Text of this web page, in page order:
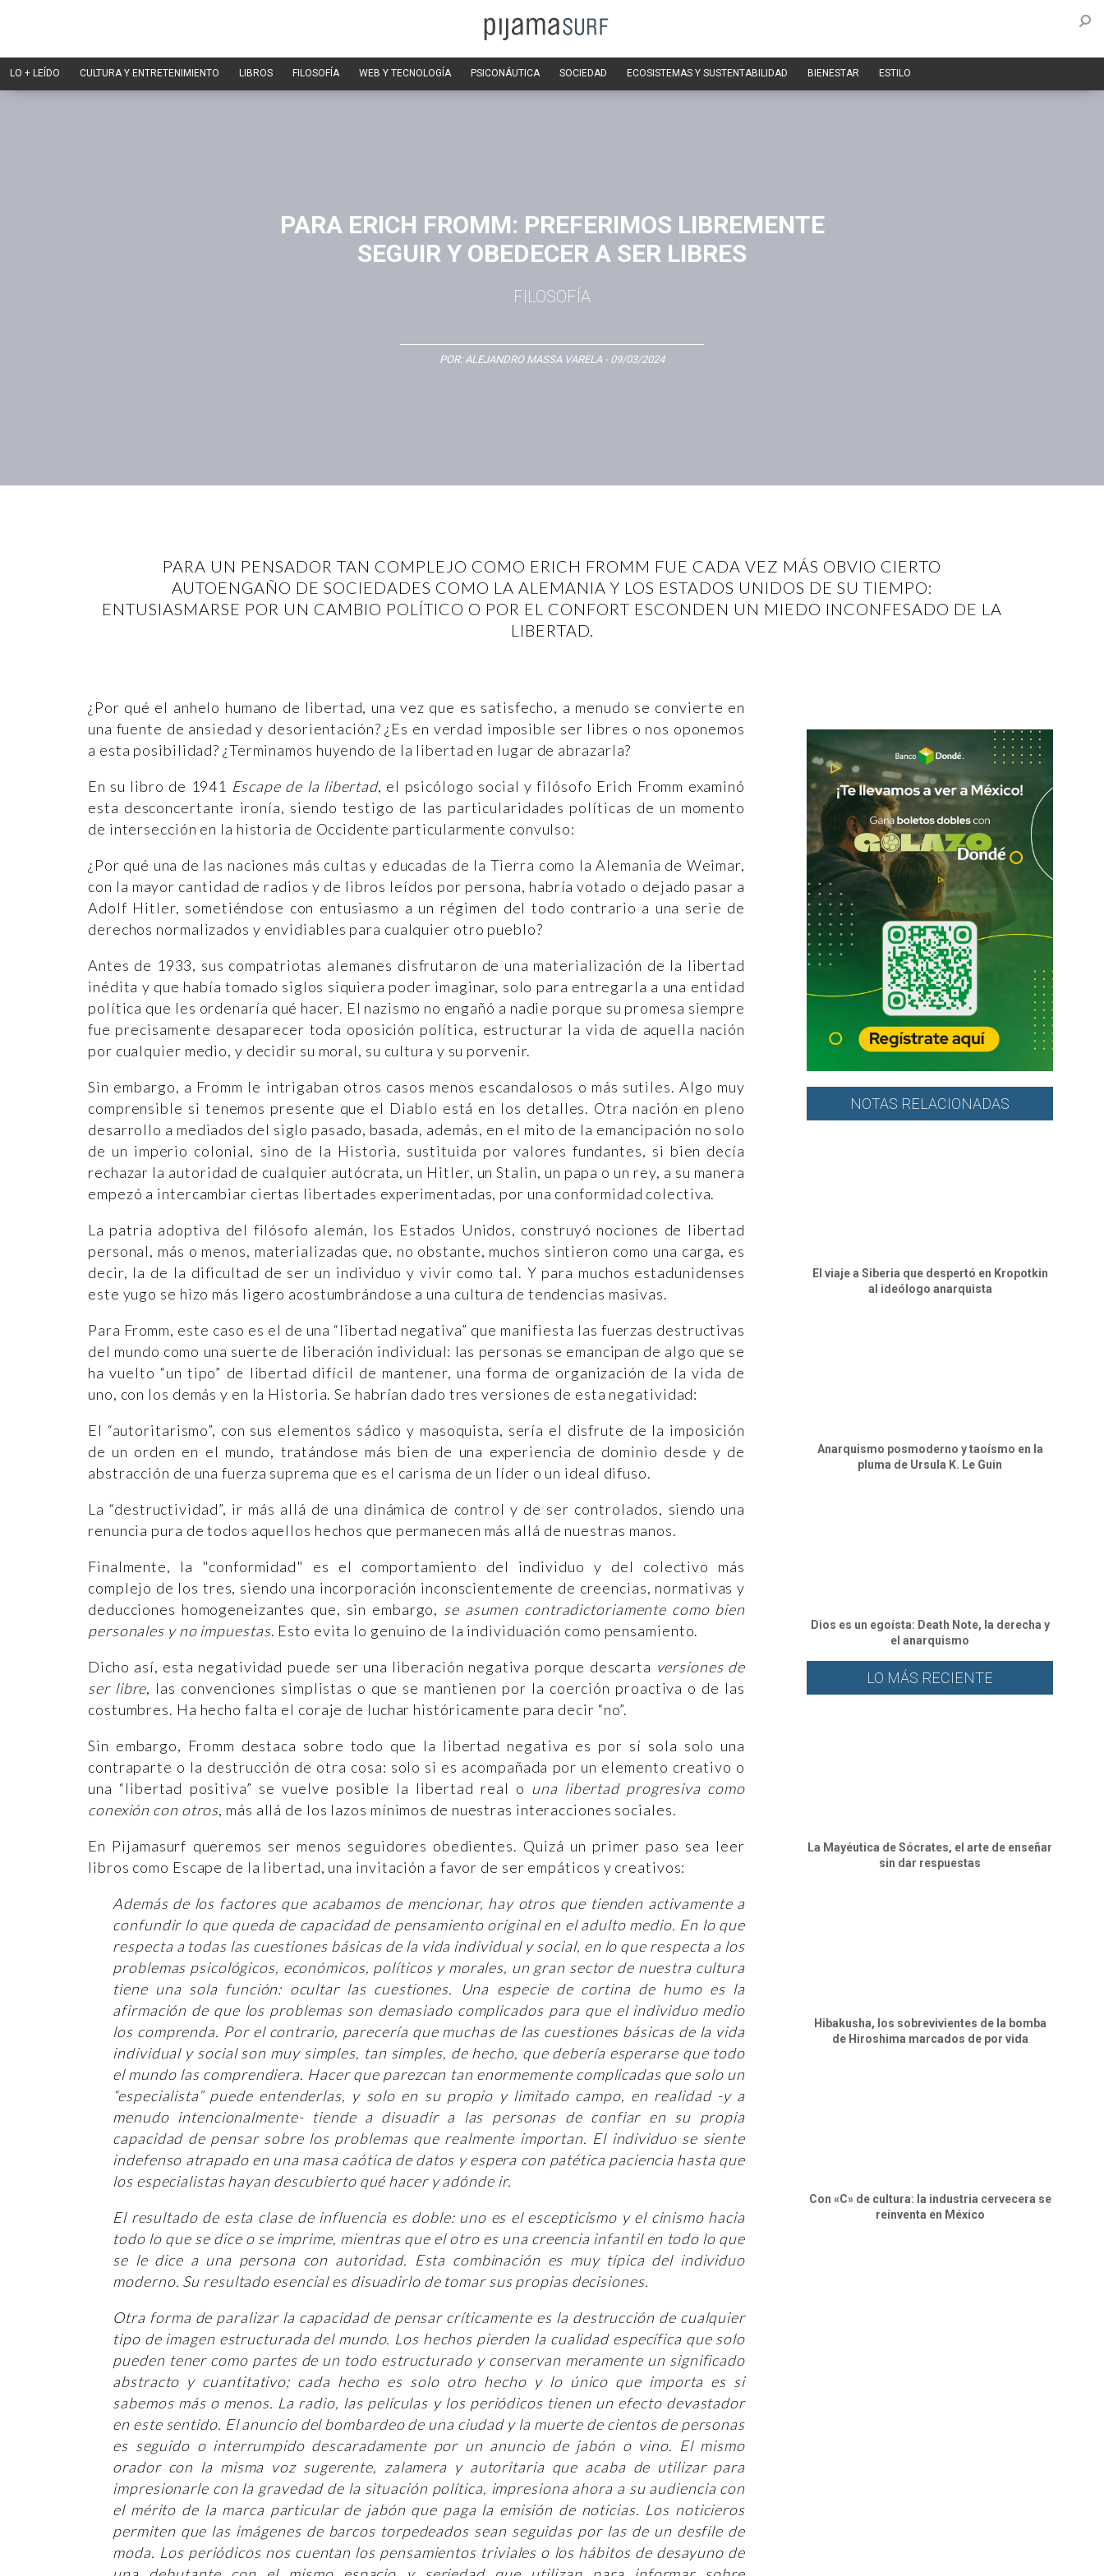
LO + LEÍDO CULTURA Y ENTRETENIMIENTO LIBROS FILOSOFÍA WEB Y TECNOLOGÍA PSICONÁUTICA SOCIEDAD ECOSISTEMAS Y SUSTENTABILIDAD BIENESTAR ESTILO
PARA ERICH FROMM: PREFERIMOS LIBREMENTE
SEGUIR Y OBEDECER A SER LIBRES
FILOSOFÍA
POR: ALEJANDRO MASSA VARELA- 09/03/2024
PARA UN PENSADOR TAN COMPLEJO COMO ERICH FROMM FUE CADA VEZ MÁS OBVIO CIERTO
AUTOENGAÑO DE SOCIEDADES COMO LA ALEMANIA Y LOS ESTADOS UNIDOS DE SU TIEMPO:
ENTUSIASMARSE POR UN CAMBIO POLÍTICO O POR EL CONFORT ESCONDEN UN MIEDO INCONFESADO DE LA
LIBERTAD.
¿Por qué el anhelo humano de libertad, una vez que es satisfecho, a menudo se convierte en
una fuente de ansiedad y desorientación? ¿Es en verdad imposible ser libres o nos oponemos
a esta posibilidad? ¿Terminamos huyendo de la libertad en lugar de abrazarla?
En su libro de 1941 Escape de la libertad, el psicólogo social y filósofo Erich Fromm examinó
esta desconcertante ironía, siendo testigo de las particularidades políticas de un momento
de intersección en la historia de Occidente particularmente convulso:
¿Por qué una de las naciones más cultas y educadas de la Tierra como la Alemania de Weimar,
con la mayor cantidad de radios y de libros leídos por persona, habría votado o dejado pasar a
Adolf Hitler, sometiéndose con entusiasmo a un régimen del todo contrario a una serie de
derechos normalizados y envidiables para cualquier otro pueblo?
Antes de 1933, sus compatriotas alemanes disfrutaron de una materialización de la libertad
inédita y que había tomado siglos siquiera poder imaginar, solo para entregarla a una entidad
política que les ordenaría qué hacer. El nazismo no engañó a nadie porque su promesa siempre
fue precisamente desaparecer toda oposición política, estructurar la vida de aquella nación
por cualquier medio, y decidir su moral, su cultura y su porvenir.
Sin embargo, a Fromm le intrigaban otros casos menos escandalosos o más sutiles. Algo muy
comprensible si tenemos presente que el Diablo está en los detalles. Otra nación en pleno
desarrollo a mediados del siglo pasado, basada, además, en el mito de la emancipación no solo
de un imperio colonial, sino de la Historia, sustituida por valores fundantes, si bien decía
rechazar la autoridad de cualquier autócrata, un Hitler, un Stalin, un papa o un rey, a su manera
empezó a intercambiar ciertas libertades experimentadas, por una conformidad colectiva.
La patria adoptiva del filósofo alemán, los Estados Unidos, construyó nociones de libertad
personal, más o menos, materializadas que, no obstante, muchos sintieron como una carga, es
decir, la de la dificultad de ser un individuo y vivir como tal. Y para muchos estadunidenses
este yugo se hizo más ligero acostumbrándose a una cultura de tendencias masivas.
Para Fromm, este caso es el de una “libertad negativa” que manifiesta las fuerzas destructivas
del mundo como una suerte de liberación individual: las personas se emancipan de algo que se
ha vuelto “un tipo” de libertad difícil de mantener, una forma de organización de la vida de
uno, con los demás y en la Historia. Se habrían dado tres versiones de esta negatividad:
El “autoritarismo”, con sus elementos sádico y masoquista, sería el disfrute de la imposición
de un orden en el mundo, tratándose más bien de una experiencia de dominio desde y de
abstracción de una fuerza suprema que es el carisma de un líder o un ideal difuso.
La “destructividad”, ir más allá de una dinámica de control y de ser controlados, siendo una
renuncia pura de todos aquellos hechos que permanecen más allá de nuestras manos.
Finalmente, la "conformidad" es el comportamiento del individuo y del colectivo más
complejo de los tres, siendo una incorporación inconscientemente de creencias, normativas y
deducciones homogeneizantes que, sin embargo, se asumen contradictoriamente como bien
personales y no impuestas. Esto evita lo genuino de la individuación como pensamiento.
Dicho así, esta negatividad puede ser una liberación negativa porque descarta versiones de
ser libre, las convenciones simplistas o que se mantienen por la coerción proactiva o de las
costumbres. Ha hecho falta el coraje de luchar históricamente para decir “no”.
Sin embargo, Fromm destaca sobre todo que la libertad negativa es por sí sola solo una
contraparte o la destrucción de otra cosa: solo si es acompañada por un elemento creativo o
una “libertad positiva” se vuelve posible la libertad real o una libertad progresiva como
conexión con otros, más allá de los lazos mínimos de nuestras interacciones sociales.
En Pijamasurf queremos ser menos seguidores obedientes. Quizá un primer paso sea leer
libros como Escape de la libertad, una invitación a favor de ser empáticos y creativos:
Además de los factores que acabamos de mencionar, hay otros que tienden activamente a
confundir lo que queda de capacidad de pensamiento original en el adulto medio. En lo que
respecta a todas las cuestiones básicas de la vida individual y social, en lo que respecta a los
problemas psicológicos, económicos, políticos y morales, un gran sector de nuestra cultura
tiene una sola función: ocultar las cuestiones. Una especie de cortina de humo es la
afirmación de que los problemas son demasiado complicados para que el individuo medio
los comprenda. Por el contrario, parecería que muchas de las cuestiones básicas de la vida
individual y social son muy simples, tan simples, de hecho, que debería esperarse que todo
el mundo las comprendiera. Hacer que parezcan tan enormemente complicadas que solo un
“especialista” puede entenderlas, y solo en su propio y limitado campo, en realidad -y a
menudo intencionalmente- tiende a disuadir a las personas de confiar en su propia
capacidad de pensar sobre los problemas que realmente importan. El individuo se siente
indefenso atrapado en una masa caótica de datos y espera con patética paciencia hasta que
los especialistas hayan descubierto qué hacer y adónde ir.
El resultado de esta clase de influencia es doble: uno es el escepticismo y el cinismo hacia
todo lo que se dice o se imprime, mientras que el otro es una creencia infantil en todo lo que
se le dice a una persona con autoridad. Esta combinación es muy típica del individuo
moderno. Su resultado esencial es disuadirlo de tomar sus propias decisiones.
Otra forma de paralizar la capacidad de pensar críticamente es la destrucción de cualquier
tipo de imagen estructurada del mundo. Los hechos pierden la cualidad específica que solo
pueden tener como partes de un todo estructurado y conservan meramente un significado
abstracto y cuantitativo; cada hecho es solo otro hecho y lo único que importa es si
sabemos más o menos. La radio, las películas y los periódicos tienen un efecto devastador
en este sentido. El anuncio del bombardeo de una ciudad y la muerte de cientos de personas
es seguido o interrumpido descaradamente por un anuncio de jabón o vino. El mismo
orador con la misma voz sugerente, zalamera y autoritaria que acaba de utilizar para
impresionarle con la gravedad de la situación política, impresiona ahora a su audiencia con
el mérito de la marca particular de jabón que paga la emisión de noticias. Los noticieros
permiten que las imágenes de barcos torpedeados sean seguidas por las de un desfile de
moda. Los periódicos nos cuentan los pensamientos triviales o los hábitos de desayuno de
NOTAS RELACIONADAS
El viaje a Siberia que despertó en Kropotkin
al ideólogo anarquista
Anarquismo posmoderno y taoísmo en la
pluma de Ursula K. Le Guin
Dios es un egoísta: Death Note, la derecha y
el anarquismo
LO MÁS RECIENTE
La Mayéutica de Sócrates, el arte de enseñar
sin dar respuestas
Hibakusha, los sobrevivientes de la bomba
de Hiroshima marcados de por vida
Con «C» de cultura: la industria cervecera se
reinventa en México